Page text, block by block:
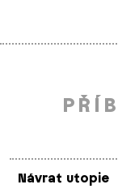
Návrat utopie